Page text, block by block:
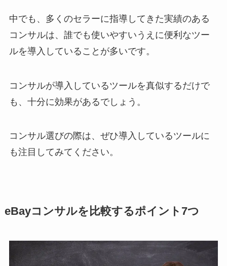
中でも、多くのセラーに指導してきた実績のある
コンサルは、誰でも使いやすいうえに便利なツー
ルを導入していることが多いです。
コンサルが導入しているツールを真似するだけで
も、十分に効果があるでしょう。
コンサル選びの際は、ぜひ導入しているツールに
も注目してみてください。
eBayコンサルを比較するポイント7つ